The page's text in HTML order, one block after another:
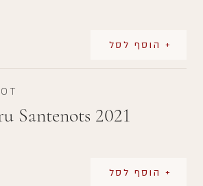
+ הוסף לסל
Santenots 2021
+ הוסף לסל